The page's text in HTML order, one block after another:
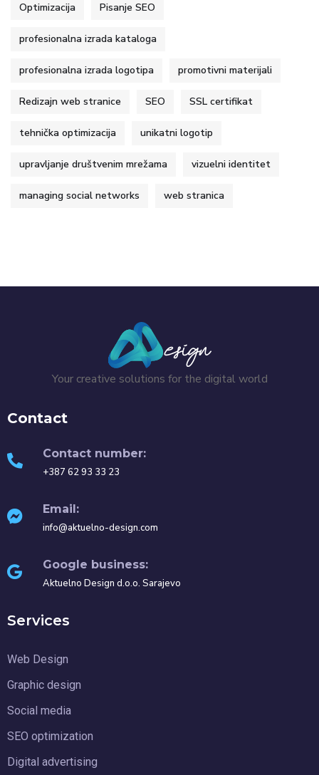
Optimizacija Pisanje SEO
profesionalna izrada kataloga
profesionalna izrada logotipa promotivni materijali
Redizajn web stranice SEO SSL certifikat
tehnička optimizacija unikatni logotip
upravljanje društvenim mrežama vizuelni identitet
managing social networks web stranica
Your creative solutions for the digital world
Contact
Contact number:
+387 62 93 33 23
Email:
info@aktuelno-design.com
Google business:
Aktuelno Design d.o.o. Sarajevo
Services
Web Design
Graphic design
Social media
SEO optimization
Digital advertising